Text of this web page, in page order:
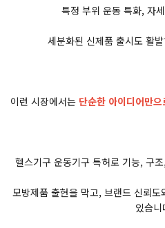
특정 부위 운동 특화, 자
세분화된 신제품 출시도 활
이런 시장에서는단순한 아이디어만으
헬스기구 운동기구 특허로 기능, 구
모방제품 출현을 막고, 브랜드 신뢰
있습니